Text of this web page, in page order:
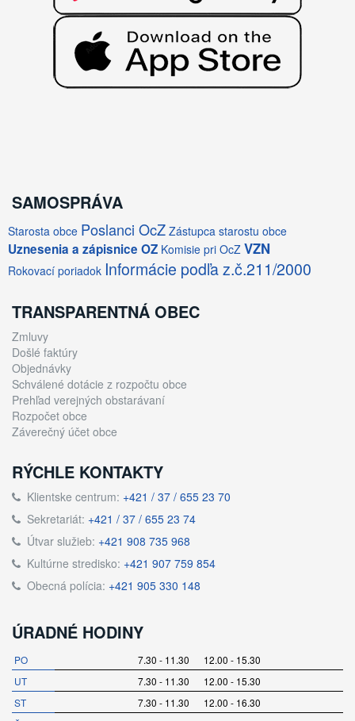
SAMOSPRÁVA
Starosta obce Poslanci OcZ Zástupca starostu obce
Uznesenia a zápisnice OZ Komisie pri OcZ VZN
Rokovací poriadok Informácie podľa z.č.211/2000
TRANSPARENTNÁ OBEC
Zmluvy
Došlé faktúry
Objednávky
Schválené dotácie z rozpočtu obce
Prehľad verejných obstarávaní
Rozpočet obce
Záverečný účet obce
RÝCHLE KONTAKTY
Klientske centrum: +421 / 37 / 655 23 70
Sekretariát: +421 / 37 / 655 23 74
Útvar služieb: +421 908 735 968
Kultúrne stredisko: +421 907 759 854
Obecná polícia: +421 905 330 148
ÚRADNÉ HODINY
PO
7.30 - 11.30 12.00 - 15.30
UT
7.30 - 11.30 12.00 - 15.30
ST
7.30 - 11.30 12.00 - 16.30